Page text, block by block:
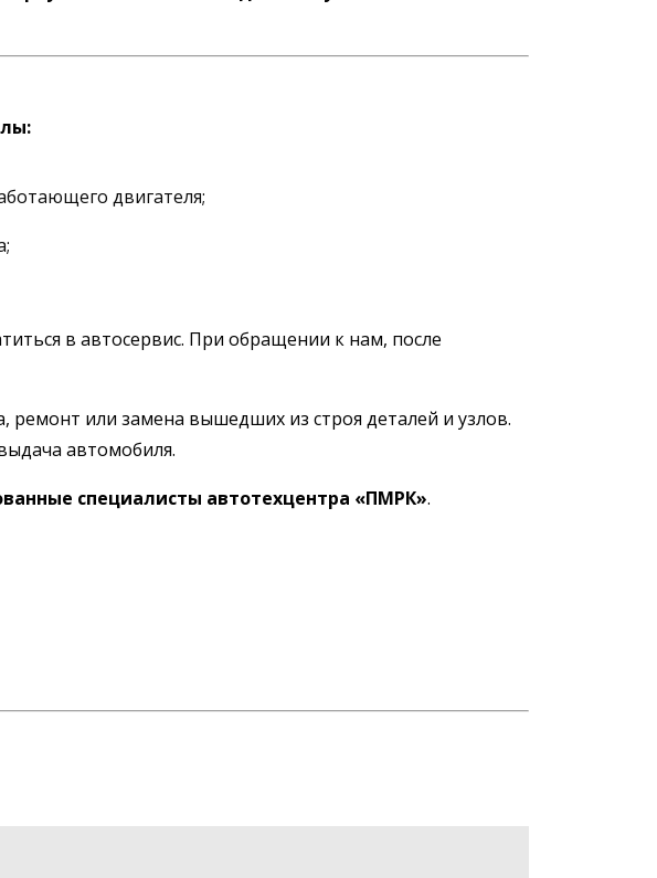
двигателя;
в автосервис. При обращении к нам, после
ремонт или замена вышедших из строя деталей и узлов.
автомобиля.
специалисты автотехцентра «ПМРК».